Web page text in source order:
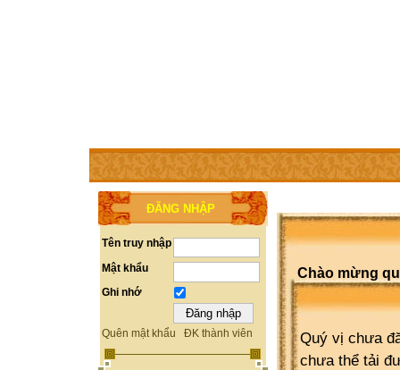
TRANG CHỦ THÀNH VIÊN TRỢ GIÚP WEBSITE
ĐĂNG NHẬP
Tên truy nhập
Mật khẩu
Ghi nhớ
Quên mật khẩu ĐK thành viên
Chào mừng
Quý vị chưa
chưa thể tải